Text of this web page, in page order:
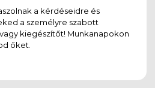
a kérdéseidre és
a személyre szabott
kiegészítőt! Munkanapokon
őket.